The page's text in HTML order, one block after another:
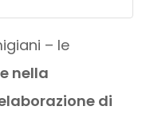
– le
nella
di